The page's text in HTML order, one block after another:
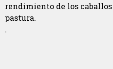
rendimiento de los
pastura.
.